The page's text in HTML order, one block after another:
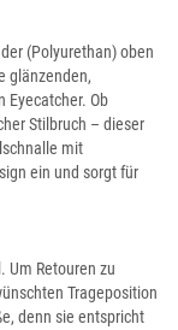
(Polyurethan) oben
glänzenden,
Eyecatcher. Ob
Stilbruch – dieser
mit
ein und sorgt für
Um Retouren zu
Trageposition
denn sie entspricht